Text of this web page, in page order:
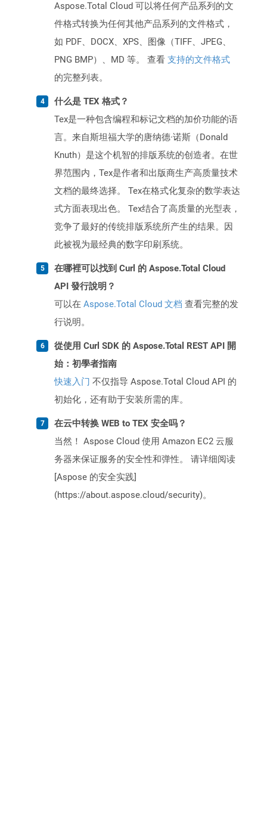
Aspose.Total Cloud 可以将任何产品系列的文
件格式转换为任何其他产品系列的文件格式，
如 PDF、DOCX、XPS、图像（TIFF、JPEG、
PNG BMP）、MD 等。 查看 支持的文件格式
的完整列表。
什么是 TEX 格式？
Tex是一种包含编程和标记文档的加价功能的语
言。来自斯坦福大学的唐纳德·诺斯（Donald
Knuth）是这个机智的排版系统的创造者。在世
界范围内，Tex是作者和出版商生产高质量技术
文档的最终选择。 Tex在格式化复杂的数学表达
式方面表现出色。 Tex结合了高质量的光型表，
竞争了最好的传统排版系统所产生的结果。因
此被视为最经典的数字印刷系统。
在哪裡可以找到 Curl 的 Aspose.Total Cloud
API 發行說明？
可以在 Aspose.Total Cloud 文档 查看完整的发
行说明。
從使用 Curl SDK 的 Aspose.Total REST API 開
始：初學者指南
快速入门 不仅指导 Aspose.Total Cloud API 的
初始化，还有助于安装所需的库。
在云中转换 WEB to TEX 安全吗？
当然！ Aspose Cloud 使用 Amazon EC2 云服
务器来保证服务的安全性和弹性。 请详细阅读
[Aspose 的安全实践]
(https://about.aspose.cloud/security)。